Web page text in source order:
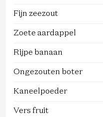
Fijn zeezout
Zoete aardappel
Rijpe banaan
Ongezouten boter
Kaneelpoeder
Vers fruit